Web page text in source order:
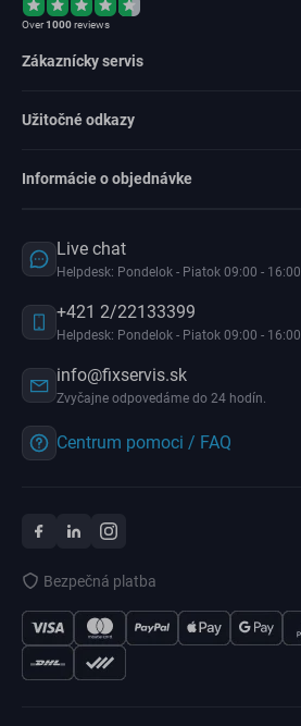
Over1000reviews
Zákaznícky servis
Užitočné odkazy
Informácie o objednávke
Live chat
Helpdesk: Pondelok - Piatok 09:00 - 16:00
+421 2/22133399
Helpdesk: Pondelok - Piatok 09:00 - 16:00
info@fixservis.sk
Zvyčajne odpovedáme do 24 hodín.
Centrum pomoci / FAQ
Bezpečná platba